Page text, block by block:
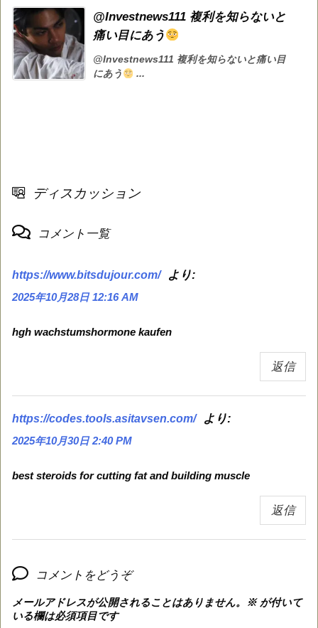
@Investnews111 複利を知らないと
痛い目にあう
@Investnews111 複利を知らないと痛い目
にあう
...
ディスカッション
コメント一覧
https://www.bitsdujour.com/ より:
2025年10月28日 12:16 AM
hgh wachstumshormone kaufen
返信
https://codes.tools.asitavsen.com/ より:
2025年10月30日 2:40 PM
best steroids for cutting fat and building muscle
返信
コメントをどうぞ
メールアドレスが公開されることはありません。 ※が付いて
いる欄は必須項目です